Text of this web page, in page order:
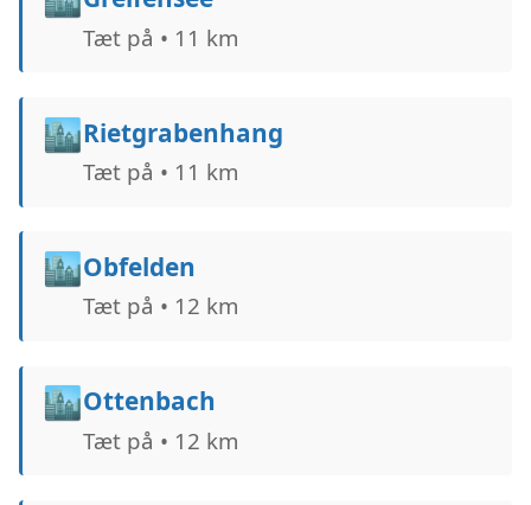
Tæt på • 11 km
🏙️Rietgrabenhang
Tæt på • 11 km
🏙️Obfelden
Tæt på • 12 km
🏙️Ottenbach
Tæt på • 12 km